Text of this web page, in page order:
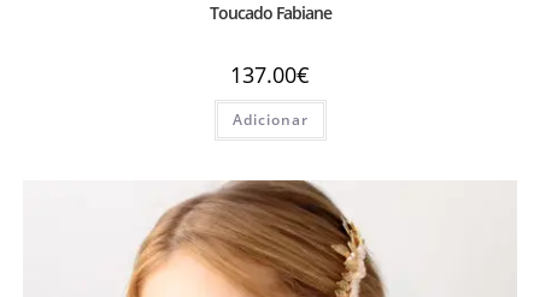
Toucado Fabiane
137.00€
Adicionar